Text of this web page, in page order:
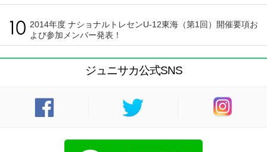
2014年度 ナショナルトレセンU-12東海（第1回）開催要項お
よび参加メンバー発表！
ジュニサカ公式SNS